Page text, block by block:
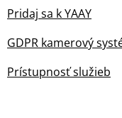
Pridaj sa k YAAY
GDPR kamerový
Prístupnosť služieb